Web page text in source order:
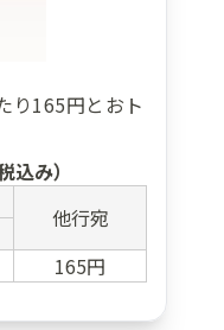
り165円とおト
み）
他行宛
165円